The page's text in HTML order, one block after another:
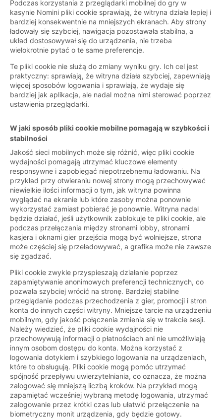
Podczas korzystania z przeglądarki mobilnej do gry w
kasynie Nomini pliki cookie sprawiają, że witryna działa lepiej i
bardziej konsekwentnie na mniejszych ekranach. Aby strony
ładowały się szybciej, nawigacja pozostawała stabilna, a
układ dostosowywał się do urządzenia, nie trzeba
wielokrotnie pytać o te same preferencje.
Te pliki cookie nie służą do zmiany wyniku gry. Ich cel jest
praktyczny: sprawiają, że witryna działa szybciej, zapewniają
więcej sposobów logowania i sprawiają, że wydaje się
bardziej jak aplikacja, ale nadal można nimi sterować poprzez
ustawienia przeglądarki.
W jaki sposób pliki cookie mobilne pomagają w szybkości i
stabilności
Jakość sieci mobilnych może się różnić, więc pliki cookie
wydajności pomagają utrzymać kluczowe elementy
responsywne i zapobiegać niepotrzebnemu ładowaniu. Na
przykład przy otwieraniu nowej strony mogą przechowywać
niewielkie ilości informacji o tym, jak witryna powinna
wyglądać na ekranie lub które zasoby można ponownie
wykorzystać zamiast pobierać je ponownie. Witryna nadal
będzie działać, jeśli użytkownik zablokuje te pliki cookie, ale
podczas przełączania między stronami lobby, stronami
kasjera i oknami gier przejścia mogą być wolniejsze, strona
może częściej się przeładowywać, a grafika może nie zawsze
się zgadzać.
Pliki cookie zwykle przyspieszają działanie poprzez
zapamiętywanie anonimowych preferencji technicznych, co
pozwala szybciej wrócić na stronę. Bardziej stabilne
przeglądanie podczas przechodzenia z gier, promocji i stron
konta do innych części witryny. Mniejsze tarcie na urządzeniu
mobilnym, gdy jakość połączenia zmienia się w trakcie sesji.
Należy wiedzieć, że pliki cookie wydajności nie
przechowywują informacji o płatnościach ani nie umożliwiają
innym osobom dostępu do konta. Można korzystać z
logowania dotykiem i szybkiego logowania na urządzeniach,
które to obsługują. Pliki cookie mogą pomóc utrzymać
spójność przepływu uwierzytelniania, co oznacza, że można
zalogować się mniejszą liczbą kroków. Na przykład mogą
zapamiętać wcześniej wybraną metodę logowania, utrzymać
zalogowanie przez krótki czas lub ułatwić przełączenie na
biometryczny monit urządzenia, gdy będzie gotowy.